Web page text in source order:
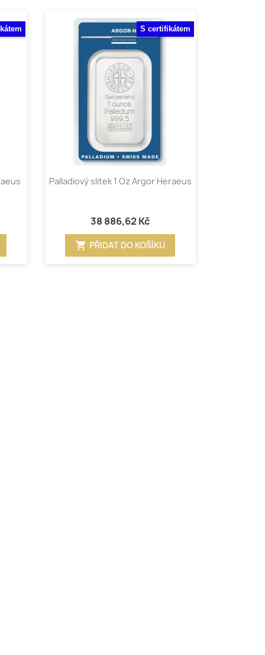
S certifikátem
Rychlý náhled
Palladiový slitek 1 Oz Argor Heraeus
38 886,62 Kč
shopping_cart PŘIDAT DO KOŠÍKU